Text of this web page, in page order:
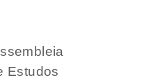
Estudos